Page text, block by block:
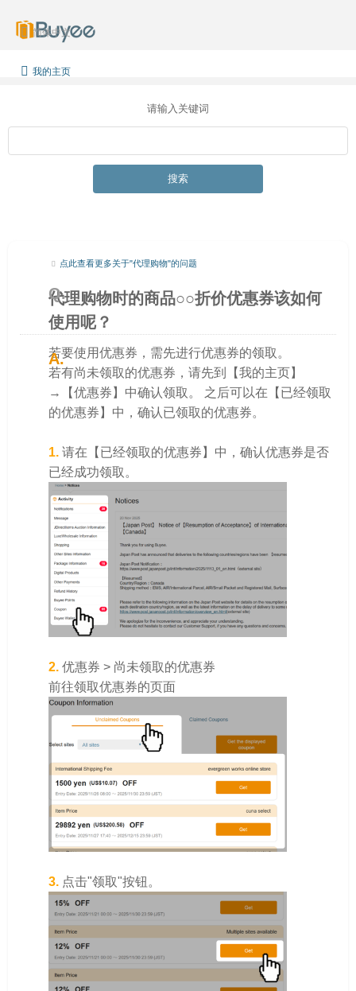
简体中文
我的主页
请输入关键词
搜索
点此查看更多关于"代理购物"的问题
代理购物时的商品○○折价优惠券该如何
使用呢？
若要使用优惠券，需先进行优惠券的领取。
若有尚未领取的优惠券，请先到【我的主页】
→【优惠券】中确认领取。 之后可以在【已经领取
的优惠券】中，确认已领取的优惠券。
1. 请在【已经领取的优惠券】中，确认优惠券是否
已经成功领取。
2. 优惠券 > 尚未领取的优惠券
前往领取优惠券的页面
3. 点击"领取"按钮。